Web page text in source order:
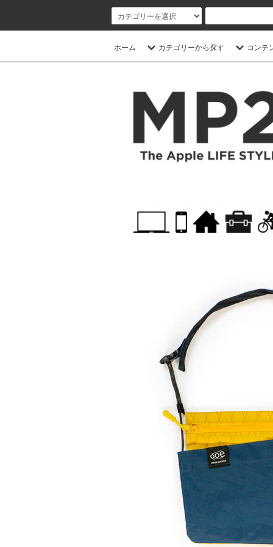
ホーム カテゴリーから探す コンテ